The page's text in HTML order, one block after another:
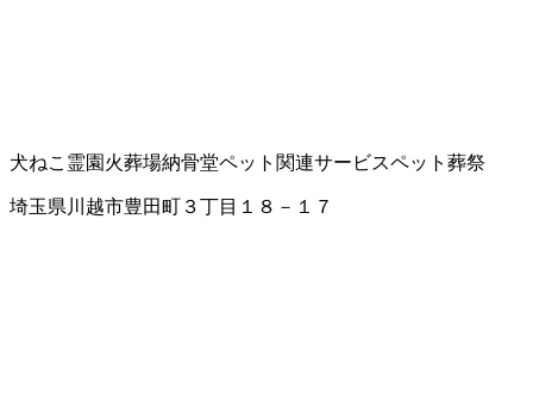
犬ねこ霊園 火葬場納骨堂ペット関連サービスペット葬祭
埼玉県川越市豊田町３丁目１８－１７